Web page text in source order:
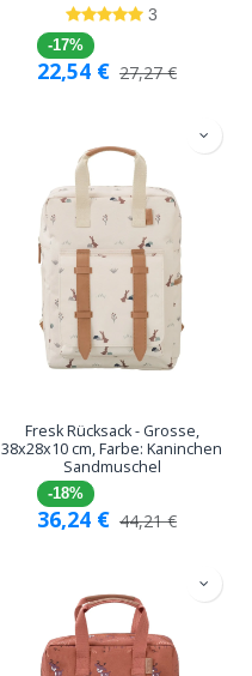
3
-17%
22,54 € 27,27€
Fresk Rücksack - Grosse,
38x28x10 cm, Farbe: Kaninchen
Sandmuschel
-18%
36,24 € 44,21€